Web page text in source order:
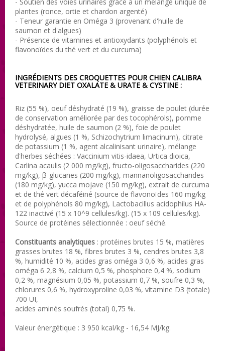
plantes (ronce, ortie et chardon argenté)
- Teneur garantie en Oméga 3 (provenant d'huile de
saumon et d'algues)
- Présence de vitamines et antioxydants (polyphénols et
flavonoïdes du thé vert et du curcuma)
INGRÉDIENTS DES CROQUETTES POUR CHIEN CALIBRA
VETERINARY DIET OXALATE & URATE & CYSTINE :
Riz (55 %), oeuf déshydraté (19 %), graisse de poulet (durée
de conservation améliorée par des tocophérols), pomme
déshydratée, huile de saumon (2 %), foie de poulet
hydrolysé, algues (1 %, Schizochytrium limacinum), citrate
de potassium (1 %, agent alcalinisant urinaire), mélange
d'herbes séchées : Vaccinium vitis-idaea, Urtica dioica,
Carlina acaulis (2 000 mg/kg), fructo-oligosaccharides (220
mg/kg), β-glucanes (200 mg/kg), mannanoligosaccharides
(180 mg/kg), yucca mojave (150 mg/kg), extrait de curcuma
et de thé vert décaféiné (source de flavonoïdes 160 mg/kg
et de polyphénols 80 mg/kg), Lactobacillus acidophilus HA-
122 inactivé (15 x 10^9 cellules/kg). (15 x 109 cellules/kg).
Source de protéines sélectionnée : oeuf séché.
Constituants analytiques : protéines brutes 15 %, matières
grasses brutes 18 %, fibres brutes 3 %, cendres brutes 3,8
%, humidité 10 %, acides gras oméga 3 0,6 %, acides gras
oméga 6 2,8 %, calcium 0,5 %, phosphore 0,4 %, sodium
0,2 %, magnésium 0,05 %, potassium 0,7 %, soufre 0,3 %,
chlorures 0,6 %, hydroxyproline 0,03 %, vitamine D3 (totale)
700 UI,
acides aminés soufrés (total) 0,75 %.
Valeur énergétique : 3 950 kcal/kg - 16,54 MJ/kg.